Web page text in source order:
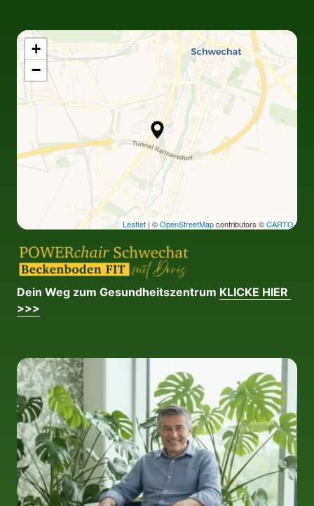
+
−
Leaflet | ©OpenStreetMapcontributors ©CARTO
Dein Weg zum Gesundheitszentrum KLICKE
>>>